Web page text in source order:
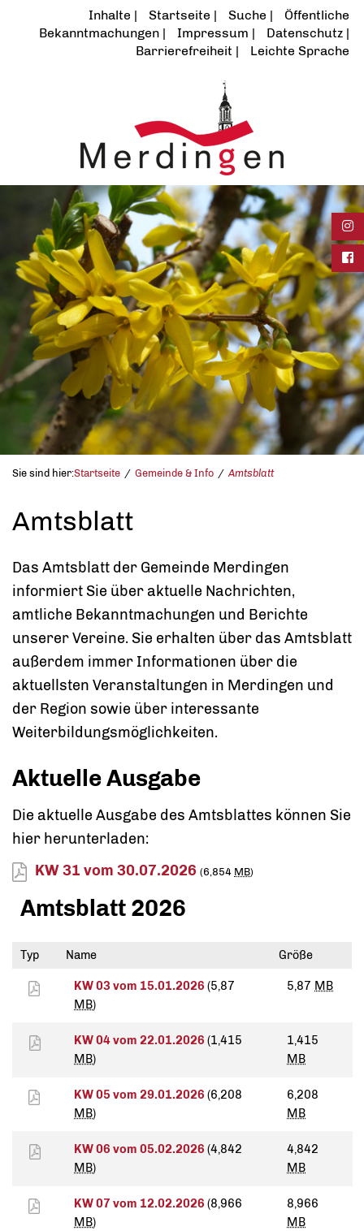
Inhalte Startseite Suche
Öffentliche
Bekanntmachungen
Impressum
Datenschutz
Barrierefreiheit
Leichte Sprache
Sie sind hier:Startseite Gemeinde & Info Amtsblatt
Amtsblatt
Das Amtsblatt der Gemeinde Merdingen
informiert Sie über aktuelle Nachrichten,
amtliche Bekanntmachungen und Berichte
unserer Vereine. Sie erhalten über das Amtsblatt
außerdem immer Informationen über die
aktuellsten Veranstaltungen in Merdingen und
der Region sowie über interessante
Weiterbildungsmöglichkeiten.
Aktuelle Ausgabe
Die aktuelle Ausgabe des Amtsblattes können Sie
hier herunterladen:
KW 31 vom 30.07.2026 (6,854 MB)
Amtsblatt 2026
Typ Name Größe
KW 03 vom 15.01.2026 (5,87
MB)
5,87 MB
KW 04 vom 22.01.2026 (1,415
MB)
1,415
MB
KW 05 vom 29.01.2026 (6,208
MB)
6,208
MB
KW 06 vom 05.02.2026 (4,842
MB)
4,842
MB
KW 07 vom 12.02.2026 (8,966
MB)
8,966
MB